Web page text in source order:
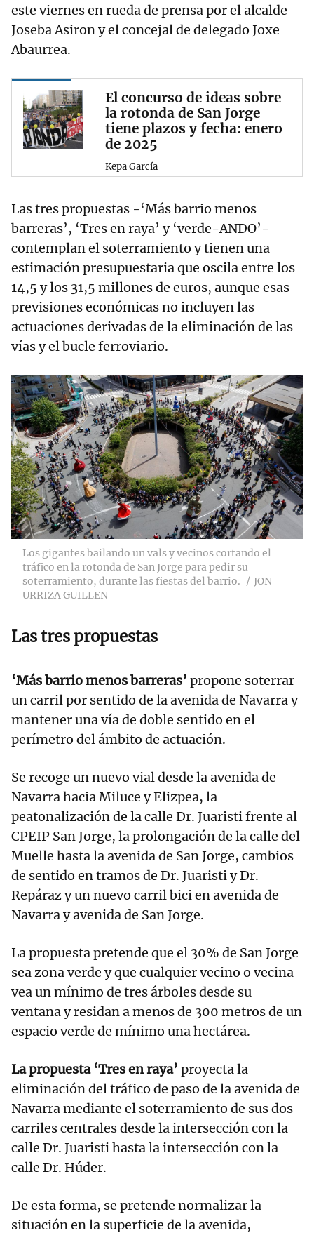
este viernes en rueda de prensa por el alcalde
Joseba Asiron y el concejal de delegado Joxe
Abaurrea.
El concurso de ideas sobre
la rotonda de San Jorge
tiene plazos y fecha: enero
de 2025
Kepa García
Las tres propuestas -‘Más barrio menos
barreras’, ‘Tres en raya’ y ‘verde-ANDO’-
contemplan el soterramiento y tienen una
estimación presupuestaria que oscila entre los
14,5 y los 31,5 millones de euros, aunque esas
previsiones económicas no incluyen las
actuaciones derivadas de la eliminación de las
vías y el bucle ferroviario.
Los gigantes bailando un vals y vecinos cortando el
tráfico en la rotonda de San Jorge para pedir su
soterramiento, durante las fiestas del barrio.
JON
URRIZA GUILLEN
Las tres propuestas
‘Más barrio menos barreras’ propone soterrar
un carril por sentido de la avenida de Navarra y
mantener una vía de doble sentido en el
perímetro del ámbito de actuación.
Se recoge un nuevo vial desde la avenida de
Navarra hacia Miluce y Elizpea, la
peatonalización de la calle Dr. Juaristi frente al
CPEIP San Jorge, la prolongación de la calle del
Muelle hasta la avenida de San Jorge, cambios
de sentido en tramos de Dr. Juaristi y Dr.
Repáraz y un nuevo carril bici en avenida de
Navarra y avenida de San Jorge.
La propuesta pretende que el 30% de San Jorge
sea zona verde y que cualquier vecino o vecina
vea un mínimo de tres árboles desde su
ventana y residan a menos de 300 metros de un
espacio verde de mínimo una hectárea.
La propuesta ‘Tres en raya’ proyecta la
eliminación del tráfico de paso de la avenida de
Navarra mediante el soterramiento de sus dos
carriles centrales desde la intersección con la
calle Dr. Juaristi hasta la intersección con la
calle Dr. Húder.
De esta forma, se pretende normalizar la
situación en la superficie de la avenida,